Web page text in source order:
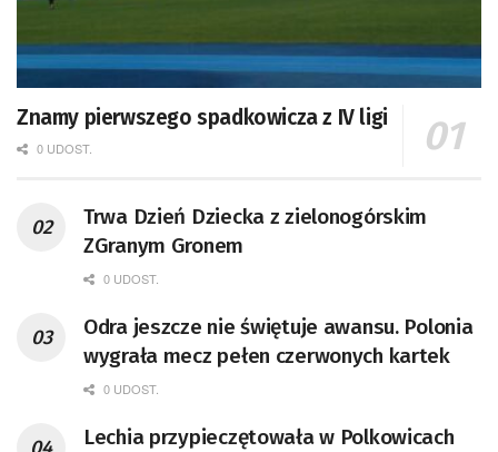
Znamy pierwszego spadkowicza z IV ligi
0 UDOST.
Trwa Dzień Dziecka z zielonogórskim
ZGranym Gronem
0 UDOST.
Odra jeszcze nie świętuje awansu. Polonia
wygrała mecz pełen czerwonych kartek
0 UDOST.
Lechia przypieczętowała w Polkowicach